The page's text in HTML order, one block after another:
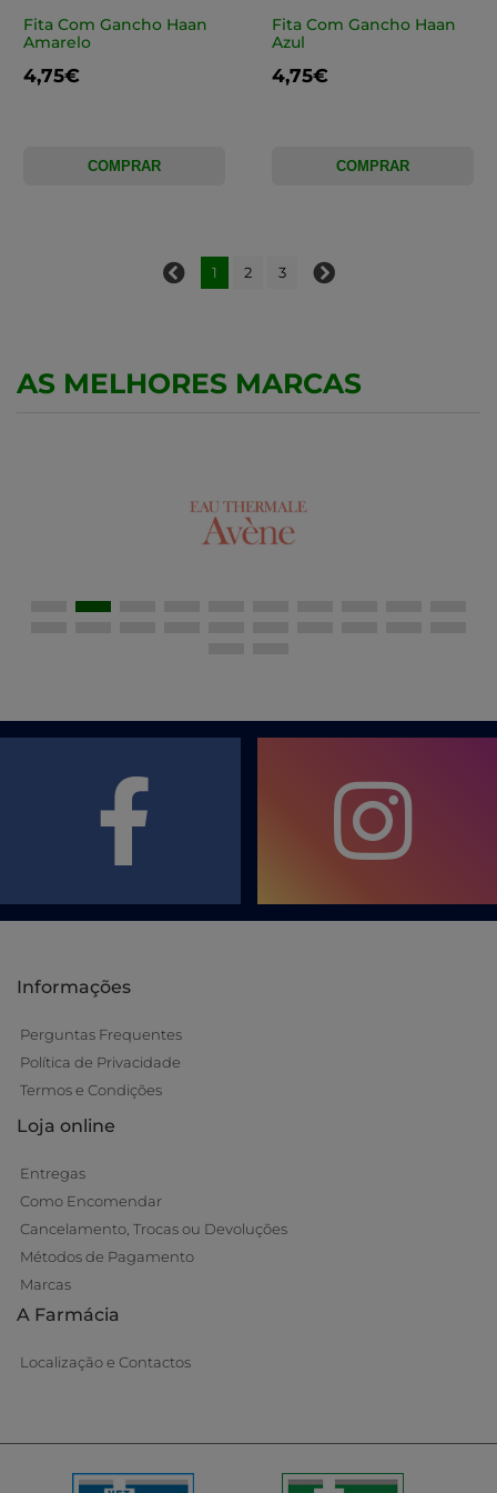
Fita Com Gancho Haan
Amarelo
4,75€
COMPRAR
Fita Com Gancho Haan
Azul
4,75€
COMPRAR
1 2 3
AS MELHORES MARCAS
Informações
Perguntas Frequentes
Política de Privacidade
Termos e Condições
Loja online
Entregas
Como Encomendar
Cancelamento, Trocas ou Devoluções
Métodos de Pagamento
Marcas
A Farmácia
Localização e Contactos